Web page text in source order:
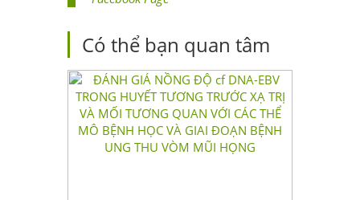
Có thể bạn quan tâm